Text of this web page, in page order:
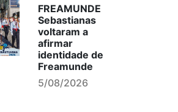
FREAMUNDE
Sebastianas
voltaram a
afirmar
identidade de
Freamunde
5/08/2026